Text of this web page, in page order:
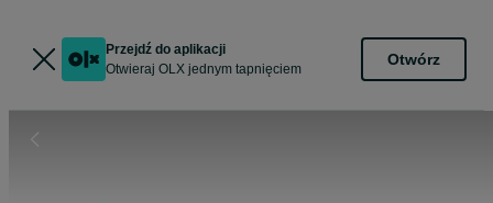
Przejdź do aplikacji
Otwieraj OLX jednym tapnięciem
Otwórz